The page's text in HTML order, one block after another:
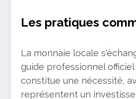
Les pratiques
La monnaie locale
guide professionnel
constitue une nécessité,
représentent un